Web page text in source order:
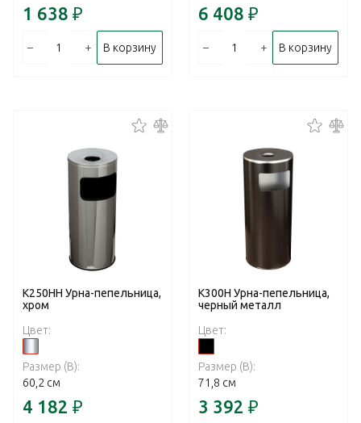
1 638 ₽
– + В корзину
6 408 ₽
– + В корзину
К250НН Урна-пепельница,
хром
Цвет:
Размер (В):
60,2 см
4 182 ₽
К300Н Урна-пепельница,
черный металл
Цвет:
Размер (В):
71,8 см
3 392 ₽